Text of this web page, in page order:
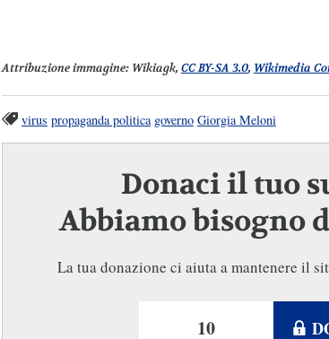
Attribuzione immagine: Wikiagk, CC BY-SA 3.0, Wikimedia
virus propaganda politica governo Giorgia Meloni
Donaci il tuo
Abbiamo bisogno
La tua donazione ci aiuta a mantenere il